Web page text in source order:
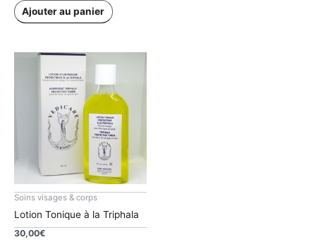
initial
était :
actuel
est :
Ajouter au panier
Soins visages & corps
Lotion Tonique à la Triphala
30,00€